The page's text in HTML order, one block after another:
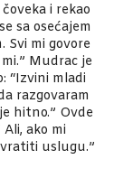
i rekao
sa osećajem
Svi mi govore
Mudrac je
“Izvini mladi
razgovaram
hitno.” Ovde
ako mi
uslugu.”